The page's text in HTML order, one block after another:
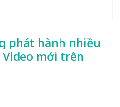
phát hành nhiều
Video mới trên